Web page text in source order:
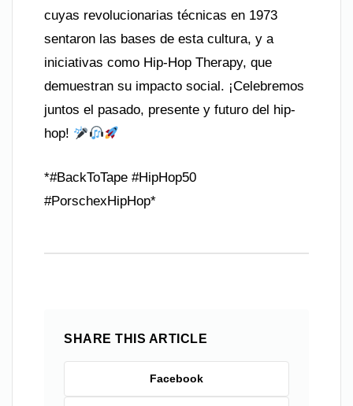
cuyas revolucionarias técnicas en 1973
sentaron las bases de esta cultura, y a
iniciativas como Hip-Hop Therapy, que
demuestran su impacto social. ¡Celebremos
juntos el pasado, presente y futuro del hip-
hop!
*#BackToTape #HipHop50
#PorschexHipHop*
SHARE THIS ARTICLE
Facebook